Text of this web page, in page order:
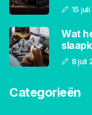
15
Wat
8 juli
Categorieën